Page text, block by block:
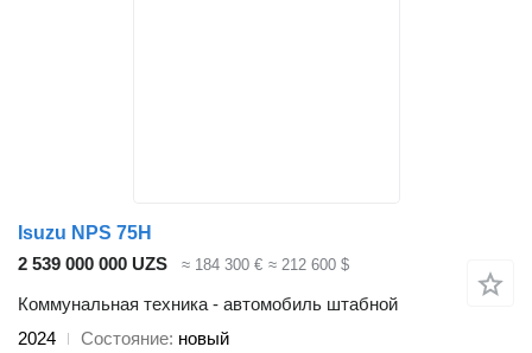
Isuzu NPS 75H
2 539 000 000 UZS
≈ 184 300 € ≈ 212 600 $
Коммунальная техника - автомобиль штабной
2024
Состояние новый